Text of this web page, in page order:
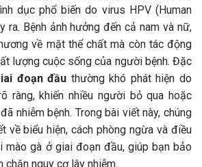
dục phổ biến do virus HPV (Human
ra. Bệnh ảnh hưởng đến cả nam và nữ,
về mặt thể chất mà còn tác động
lượng cuộc sống của người bệnh. Đặc
đoạn đầu thường khó phát hiện do
ràng, khiến nhiều người bỏ qua hoặc
nhiễm bệnh. Trong bài viết này, chúng
về biểu hiện, cách phòng ngừa và điều
mào gà ở giai đoạn đầu, giúp bạn bảo
nguy cơ lây nhiễm.